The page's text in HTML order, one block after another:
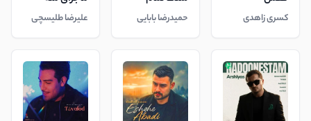
کسری زاهدی حمیدرضا بابایی علیرضا طلیسچی